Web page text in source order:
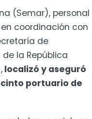
(Semar), personal
en coordinación con
de
la República
localizó y aseguró
portuario de